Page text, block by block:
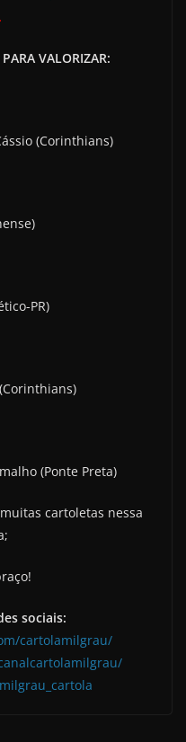
VALORIZAR:
(Corinthians)
PR)
(Ponte Preta)
cartoletas nessa
sociais:
cartolamilgrau/